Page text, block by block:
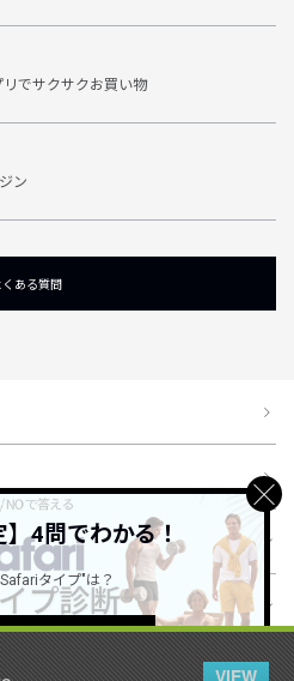
VIEW
でサクサクお買い物
ン
くある質問
】4問でわかる！
タイプ"は？
はこちら ＞